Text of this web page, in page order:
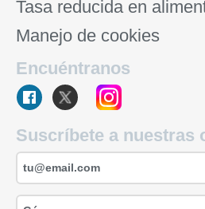
Tasa reducida en
Manejo de cookies
Encuéntranos
Suscríbete a nuestras